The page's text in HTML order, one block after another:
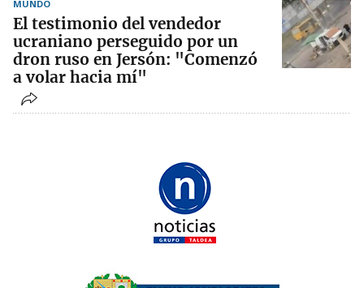
MUNDO
El testimonio del vendedor
ucraniano perseguido por un
dron ruso en Jersón: "Comenzó
a volar hacia mí"